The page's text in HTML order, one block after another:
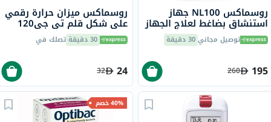
روسماكس NL100 جهاز
استنشاق بضاغط لعلاج الجهاز
التنفسيتوصيل مجاني30 دقيقة
195
260
روسماكس ميزان حرارة رقمي
على شكل قلم تي جي120
30 دقيقة تصلك في
24
32
40% خصم